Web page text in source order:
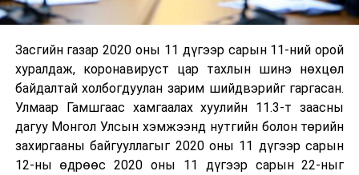
Засгийн газар 2020 оны 11 дүгээр сарын 11-ний орой
хуралдаж, коронавируст цар тахлын шинэ нөхцөл
байдалтай холбогдуулан зарим шийдвэрийг гаргасан.
Улмаар Гамшгаас хамгаалах хуулийн 11.3-т заасны
дагуу Монгол Улсын хэмжээнд нутгийн болон төрийн
захиргааны байгууллагыг 2020 оны 11 дүгээр сарын
12-ны өдрөөс 2020 оны 11 дүгээр сарын 22-ныг